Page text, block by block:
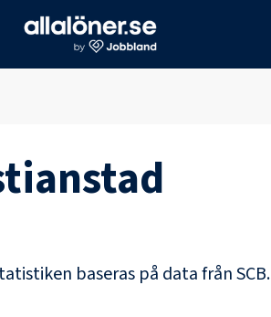
baseras på data från SCB.